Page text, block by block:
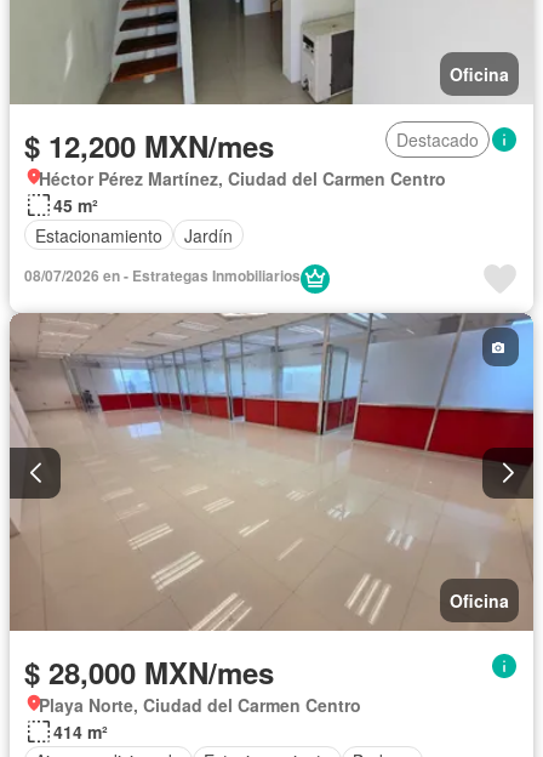
Oficina
$ 12,200 MXN/mes
Destacado
Héctor Pérez Martínez, Ciudad del Carmen Centro
45 m²
Estacionamiento
Jardín
08/07/2026 en - Estrategas Inmobiliarios
Oficina
$ 28,000 MXN/mes
Playa Norte, Ciudad del Carmen Centro
414 m²